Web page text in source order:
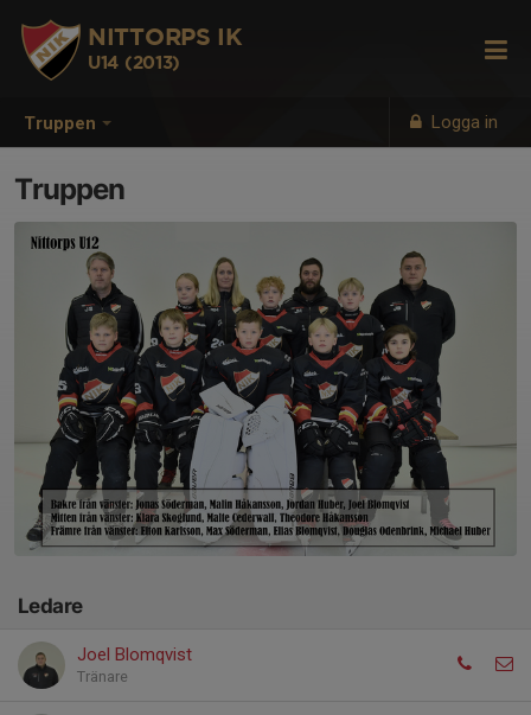
Truppen Logga in
NITTORPS IK
U14 (2013)
Truppen
Ledare
Joel Blomqvist
Tränare